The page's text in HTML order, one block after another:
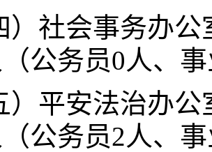
）社会事务办
（公务员0人、
）平安法治办
（公务员2人、